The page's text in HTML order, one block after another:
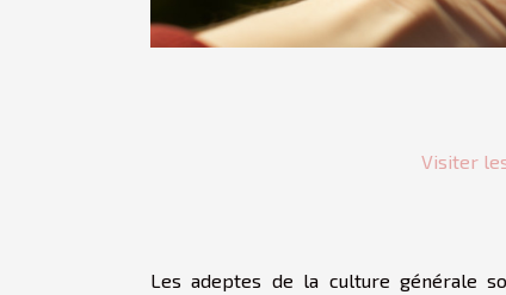
Visiter
Les adeptes de la culture générale